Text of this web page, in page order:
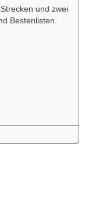
und zwei
Bestenlisten.